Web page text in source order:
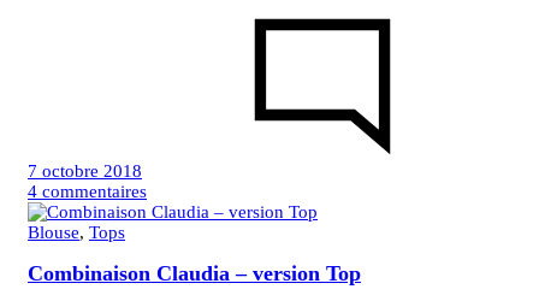
7 octobre 2018
4 commentairessur
Top
et
Blouse, Tops
Combinaison Claudia – version Top